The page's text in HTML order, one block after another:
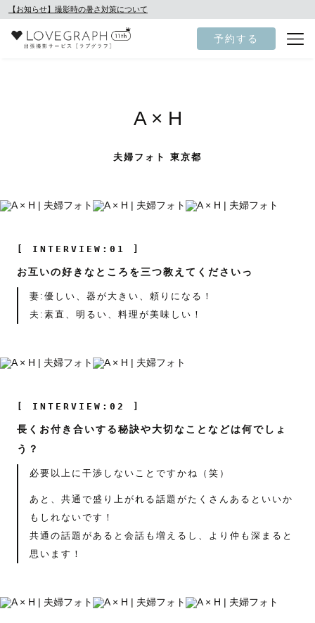
【お知らせ】撮影時の暑さ対策について
予約する
A × H
夫婦フォト 東京都
[ INTERVIEW:01 ]
お互いの好きなところを三つ教えてくださいっ
妻:優しい、器が大きい、頼りになる！
夫:素直、明るい、料理が美味しい！
[ INTERVIEW:02 ]
長くお付き合いする秘訣や大切なことなどは何でしょ
う？
必要以上に干渉しないことですかね（笑）
あと、共通で盛り上がれる話題がたくさんあるといいか
もしれないです！
共通の話題があると会話も増えるし、より仲も深まると
思います！